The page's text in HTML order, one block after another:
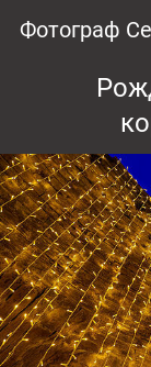
Фотограф